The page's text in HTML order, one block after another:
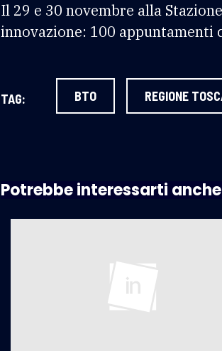
Il 29 e 30 novembre alla
innovazione: 100
TAG: BTO REGIONE
Potrebbe interessarti anche